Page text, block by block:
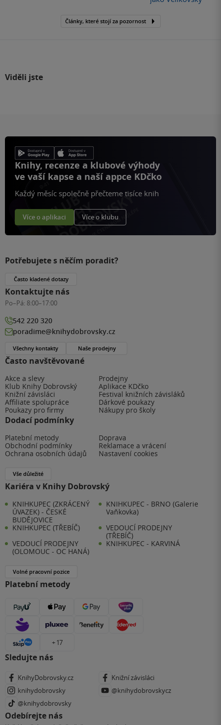
Články, které stojí za pozornost
Viděli jste
Knihy, recenze a klubové výhody
ve vaší kapse a naší appce KDčko
Každý měsíc společně přečteme tisíce knih
Více o aplikaci Více o klubu
Často navštěvované
Akce a slevy
Prodejny
Klub Knihy Dobrovský
Aplikace KDčko
Knižní závisláci
Festival knižních závisláků
Affiliate spolupráce
Dárkové poukazy
Poukazy pro firmy
Nákupy pro školy
Dodací podmínky
Platební metody
Doprava
Obchodní podmínky
Reklamace a vrácení
Ochrana osobních údajů
Nastavení cookies
Vše důležité
Kariéra v Knihy Dobrovský
KNIHKUPEC (ZKRÁCENÝ
ÚVAZEK) - ČESKÉ
BUDĚJOVICE
KNIHKUPEC - BRNO (Galerie
Vaňkovka)
KNIHKUPEC (TŘEBÍČ)
VEDOUCÍ PRODEJNY
(TŘEBÍČ)
VEDOUCÍ PRODEJNY
(OLOMOUC - OC HANÁ)
KNIHKUPEC - KARVINÁ
Volné pracovní pozice
Platební metody
+ 17
Sledujte nás
KnihyDobrovsky.cz
Knižní závisláci
knihydobrovsky
@knihydobrovskycz
@knihydobrovsky
Odebírejte nás
Potřebujete s něčím poradit?
Často kladené dotazy
Kontaktujte nás
Po–Pá: 8:00–17:00
542 220 320
poradime@knihydobrovsky.cz
Všechny kontakty Naše prodejny